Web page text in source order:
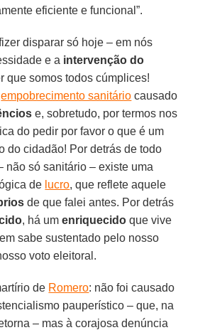
eficiente e funcional”.
disparar só hoje – em nós
e a intervenção do
que somos todos cúmplices!
empobrecimento sanitário causado
e, sobretudo, por termos nos
do pedir por favor o que é um
do cidadão! Por detrás de todo
não só sanitário – existe uma
de lucro, que reflete aquele
de que falei antes. Por detrás
, há umenriquecido que vive
sabe sustentado pelo nosso
voto eleitoral.
de Romero: não foi causado
pauperístico – que, na
– mas à corajosa denúncia